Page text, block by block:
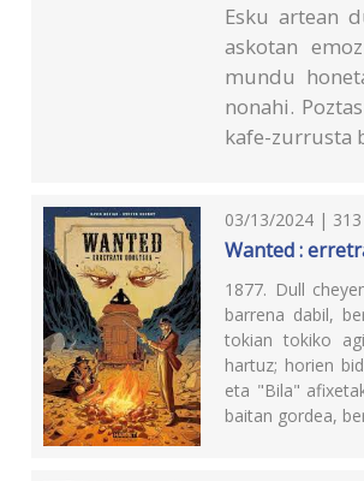
Esku artean
askotan
mundu
nonahi.
kafe-zurrusta
03/13/2024 | 313
Wanted :
1877. Dull
barrena dabil,
tokian tokiko
hartuz; horien
eta "Bila"
baitan gordea,